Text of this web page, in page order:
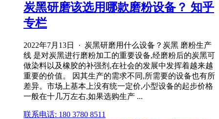
炭黑研磨该选用哪款磨粉设备？ 知乎
专栏
2022年7月13日 · 炭黑研磨用什么设备？炭黑 磨粉生产
线 是对炭黑进行磨粉加工的重要设备,经磨粉后的炭黑可
做染料以及橡胶的补强剂,在社会的发展中发挥着越来越
重要的价值。 因其生产的需求不同,所需要的设备也有所
差异。市场上基本上没有统一定价,小型设备的起步价格
一般在十几万左右,如果选购生产 ...
联系电话: 180 3780 8511